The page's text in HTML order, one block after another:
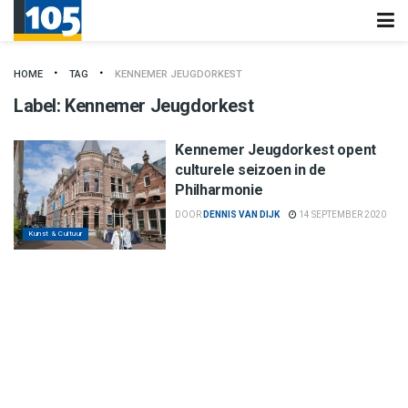
HOME TAG KENNEMER JEUGDORKEST
Label: Kennemer Jeugdorkest
Kunst & Cultuur
Kennemer Jeugdorkest opent
culturele seizoen in de
Philharmonie
DOOR DENNIS VAN DIJK 14 SEPTEMBER 2020